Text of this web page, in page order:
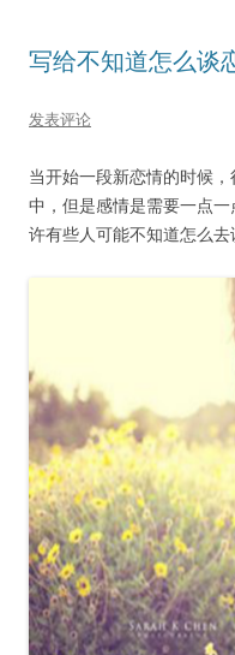
写给不知道怎么谈
发表评论
当开始一段新恋情的时候
中，但是感情是需要一点
许有些人可能不知道怎么去